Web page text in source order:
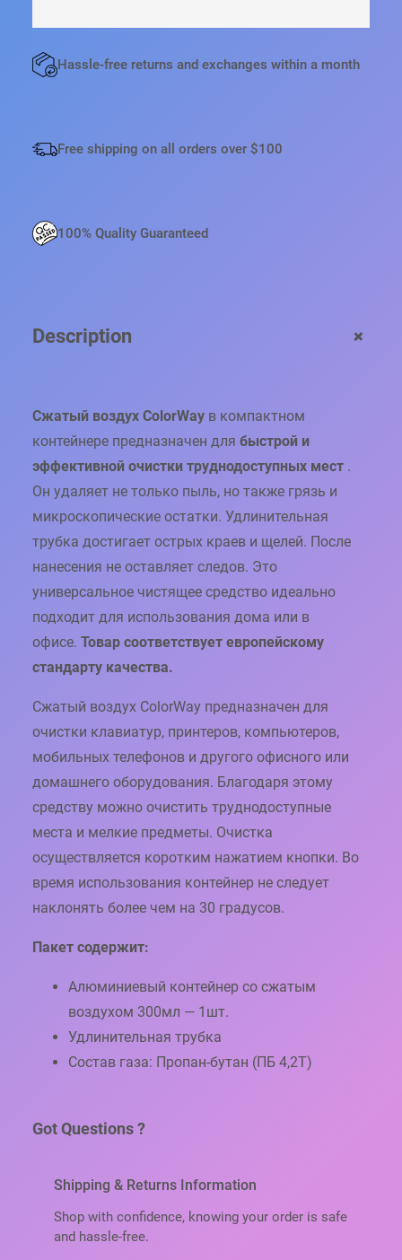
С
Ж
Ы
Й
Д
L
A
Y
3
0
0
Hassle-free returns and exchanges within a month
Free shipping on all orders over $100
100% Quality Guaranteed
Description +
Сжатый воздух ColorWay в компактном
контейнере предназначен для быстрой и
эффективной очистки труднодоступных мест .
Он удаляет не только пыль, но также грязь и
микроскопические остатки. Удлинительная
трубка достигает острых краев и щелей. После
нанесения не оставляет следов. Это
универсальное чистящее средство идеально
подходит для использования дома или в
офисе. Товар соответствует европейскому
стандарту качества.
Сжатый воздух ColorWay предназначен для
очистки клавиатур, принтеров, компьютеров,
мобильных телефонов и другого офисного или
домашнего оборудования. Благодаря этому
средству можно очистить труднодоступные
места и мелкие предметы. Очистка
осуществляется коротким нажатием кнопки. Во
время использования контейнер не следует
наклонять более чем на 30 градусов.
Пакет содержит:
Алюминиевый контейнер со сжатым
воздухом 300мл — 1шт.
Удлинительная трубка
Состав газа: Пропан-бутан (ПБ 4,2Т)
Got Questions ?
Shipping & Returns Information
Shop with confidence, knowing your order is safe
and hassle-free.